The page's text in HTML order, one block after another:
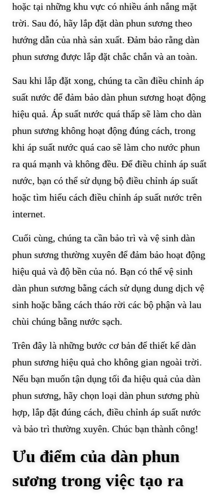
hoặc tại những khu vực có nhiều ánh nắng mặt
trời. Sau đó, hãy lắp đặt dàn phun sương theo
hướng dẫn của nhà sản xuất. Đảm bảo rằng dàn
phun sương được lắp đặt chắc chắn và an toàn.
Sau khi lắp đặt xong, chúng ta cần điều chỉnh áp
suất nước để đảm bảo dàn phun sương hoạt động
hiệu quả. Áp suất nước quá thấp sẽ làm cho dàn
phun sương không hoạt động đúng cách, trong
khi áp suất nước quá cao sẽ làm cho nước phun
ra quá mạnh và không đều. Để điều chỉnh áp suất
nước, bạn có thể sử dụng bộ điều chỉnh áp suất
hoặc tìm hiểu cách điều chỉnh áp suất nước trên
internet.
Cuối cùng, chúng ta cần bảo trì và vệ sinh dàn
phun sương thường xuyên để đảm bảo hoạt động
hiệu quả và độ bền của nó. Bạn có thể vệ sinh
dàn phun sương bằng cách sử dụng dung dịch vệ
sinh hoặc bằng cách tháo rời các bộ phận và lau
chùi chúng bằng nước sạch.
Trên đây là những bước cơ bản để thiết kế dàn
phun sương hiệu quả cho không gian ngoài trời.
Nếu bạn muốn tận dụng tối đa hiệu quả của dàn
phun sương, hãy chọn loại dàn phun sương phù
hợp, lắp đặt đúng cách, điều chỉnh áp suất nước
và bảo trì thường xuyên. Chúc bạn thành công!
Ưu điểm của dàn phun
sương trong việc tạo ra